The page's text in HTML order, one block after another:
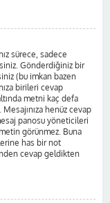
sürece, sadece
Gönderdiğiniz bir
(bu imkan bazen
birileri cevap
metni kaç defa
henüz cevap
panosu yöneticileri
görünmez. Buna
has bir not
cevap geldikten